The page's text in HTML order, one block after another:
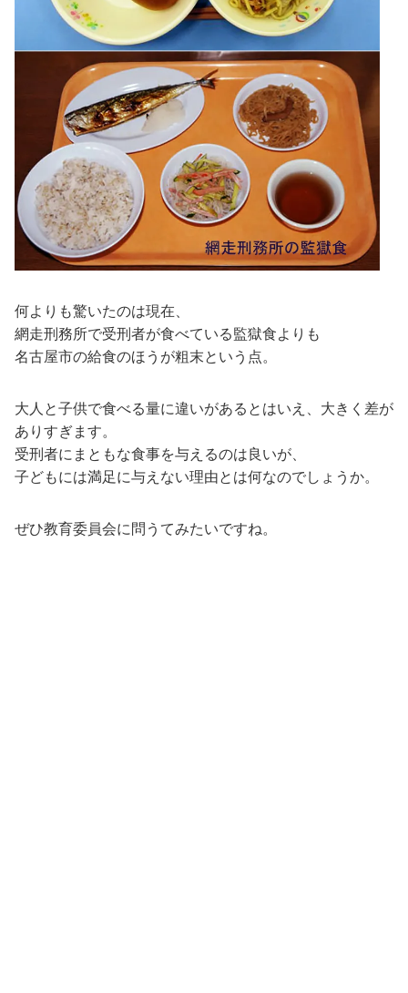
何よりも驚いたのは現在、
網走刑務所で受刑者が食べている監獄食よりも
名古屋市の給食のほうが粗末という点。
大人と子供で食べる量に違いがあるとはいえ、大きく差が
ありすぎます。
受刑者にまともな食事を与えるのは良いが、
子どもには満足に与えない理由とは何なのでしょうか。
ぜひ教育委員会に問うてみたいですね。